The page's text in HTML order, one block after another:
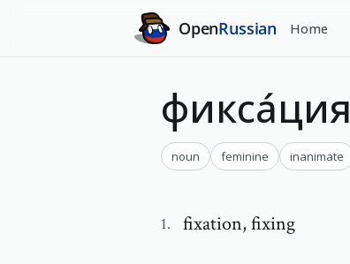
OpenRussian Home
фикса́ция
noun feminine inanimate
1. fixation,fixing